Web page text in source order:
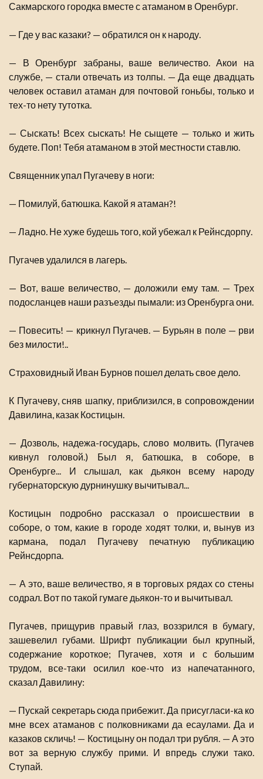
Сакмарского городка вместе с атаманом в Оренбург.
— Где у вас казаки? — обратился он к народу.
— В Оренбург забраны, ваше величество. Акои на
службе, — стали отвечать из толпы. — Да еще двадцать
человек оставил атаман для почтовой гоньбы, только и
тех-то нету тутотка.
— Сыскать! Всех сыскать! Не сыщете — только и жить
будете. Поп! Тебя атаманом в этой местности ставлю.
Священник упал Пугачеву в ноги:
— Помилуй, батюшка. Какой я атаман?!
— Ладно. Не хуже будешь того, кой убежал к Рейнсдорпу.
Пугачев удалился в лагерь.
— Вот, ваше величество, — доложили ему там. — Трех
подосланцев наши разъезды пымали: из Оренбурга они.
— Повесить! — крикнул Пугачев. — Бурьян в поле — рви
без милости!..
Страховидный Иван Бурнов пошел делать свое дело.
К Пугачеву, сняв шапку, приблизился, в сопровождении
Давилина, казак Костицын.
— Дозволь, надежа-государь, слово молвить. (Пугачев
кивнул головой.) Был я, батюшка, в соборе, в
Оренбурге... И слышал, как дьякон всему народу
губернаторскую дурнинушку вычитывал...
Костицын подробно рассказал о происшествии в
соборе, о том, какие в городе ходят толки, и, вынув из
кармана, подал Пугачеву печатную публикацию
Рейнсдорпа.
— А это, ваше величество, я в торговых рядах со стены
содрал. Вот по такой гумаге дьякон-то и вычитывал.
Пугачев, прищурив правый глаз, воззрился в бумагу,
зашевелил губами. Шрифт публикации был крупный,
содержание короткое; Пугачев, хотя и с большим
трудом, все-таки осилил кое-что из напечатанного,
сказал Давилину:
— Пускай секретарь сюда прибежит. Да присугласи-ка ко
мне всех атаманов с полковниками да есаулами. Да и
казаков скличь! — Костицыну он подал три рубля. — А это
вот за верную службу прими. И впредь служи тако.
Ступай.